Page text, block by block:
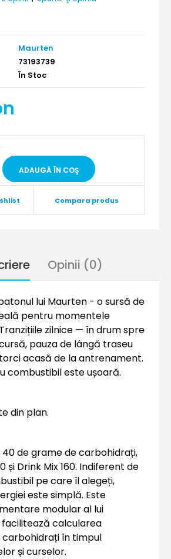
Maurten
73193739
În Stoc
Compara produs
Opinii (0)
lui Maurten - o sursă de
pentru momentele
zilnice — în drum spre
pauza de lângă traseu
acasă de la antrenament.
combustibil este ușoară.
din plan.
40 de grame de carbohidrați,
și Drink Mix 160. Indiferent de
pe care îl alegeți,
este simplă. Este
modular al lui
calcularea
carbohidrați în timpul
și curselor.